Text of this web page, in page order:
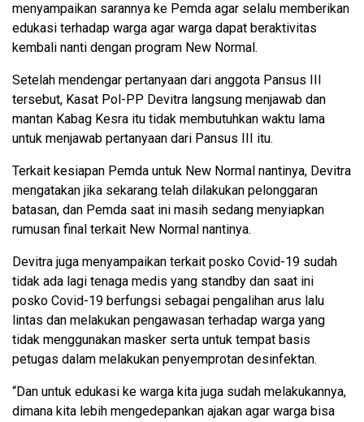
menyampaikan sarannya ke Pemda agar selalu memberikan
edukasi terhadap warga agar warga dapat beraktivitas
kembali nanti dengan program New Normal.
Setelah mendengar pertanyaan dari anggota Pansus III
tersebut, Kasat Pol-PP Devitra langsung menjawab dan
mantan Kabag Kesra itu tidak membutuhkan waktu lama
untuk menjawab pertanyaan dari Pansus III itu.
Terkait kesiapan Pemda untuk New Normal nantinya, Devitra
mengatakan jika sekarang telah dilakukan pelonggaran
batasan, dan Pemda saat ini masih sedang menyiapkan
rumusan final terkait New Normal nantinya.
Devitra juga menyampaikan terkait posko Covid-19 sudah
tidak ada lagi tenaga medis yang standby dan saat ini
posko Covid-19 berfungsi sebagai pengalihan arus lalu
lintas dan melakukan pengawasan terhadap warga yang
tidak menggunakan masker serta untuk tempat basis
petugas dalam melakukan penyemprotan desinfektan.
“Dan untuk edukasi ke warga kita juga sudah melakukannya,
dimana kita lebih mengedepankan ajakan agar warga bisa